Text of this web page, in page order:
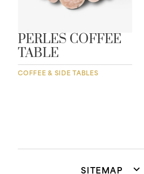
PERLES COFFEE
TABLE
COFFEE & SIDE TABLES
SITEMAP